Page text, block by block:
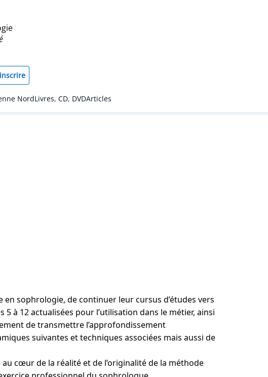
NordLivres, CD, DVDArticles
sophrologie, de continuer leur cursus d’études vers
à 12 actualisées pour l’utilisation dans le métier, ainsi
de transmettre l’approfondissement
suivantes et techniques associées mais aussi de
cœur de la réalité et de l’originalité de la méthode